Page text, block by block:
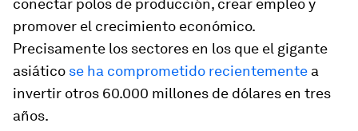
conectar polos de producción, crear empleo y
promover el crecimiento económico.
Precisamente los sectores en los que el gigante
asiático se ha comprometido recientemente a
invertir otros 60.000 millones de dólares en tres
años.